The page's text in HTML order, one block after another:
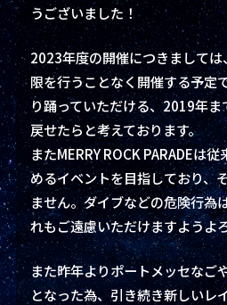
うございました！
2023年度の開催につきまして
限を行うことなく開催する予定
り踊っていただける、2019年
戻せたらと考えております。
またMERRY ROCK PARADEは
めるイベントを目指しており、
ません。ダイブなどの危険行為
れもご遠慮いただけますようよ
また昨年よりポートメッセなご
となった為、引き続き新しいレ